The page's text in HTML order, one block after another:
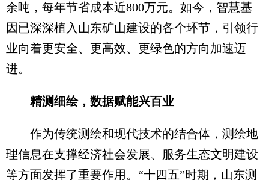
余吨，每年节省成本近800万元。如今，智慧基
因已深深植入山东矿山建设的各个环节，引领行
业向着更安全、更高效、更绿色的方向加速迈
进。
精测细绘，数据赋能兴百业
作为传统测绘和现代技术的结合体，测绘地
理信息在支撑经济社会发展、服务生态文明建设
等方面发挥了重要作用。“十四五”时期，山东测